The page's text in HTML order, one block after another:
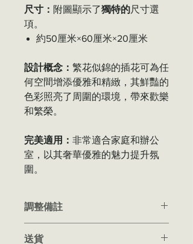
尺寸： 附圖顯示了獨特的尺寸選
項。
約50厘米×60厘米×20厘米
設計概念： 繁花似錦的插花可為任
何空間增添優雅和精緻，其鮮豔的
色彩照亮了周圍的環境，帶來歡樂
和繁榮。
完美適用： 非常適合家庭和辦公
室，以其奢華優雅的魅力提升氛
圍。
調整備註
送貨